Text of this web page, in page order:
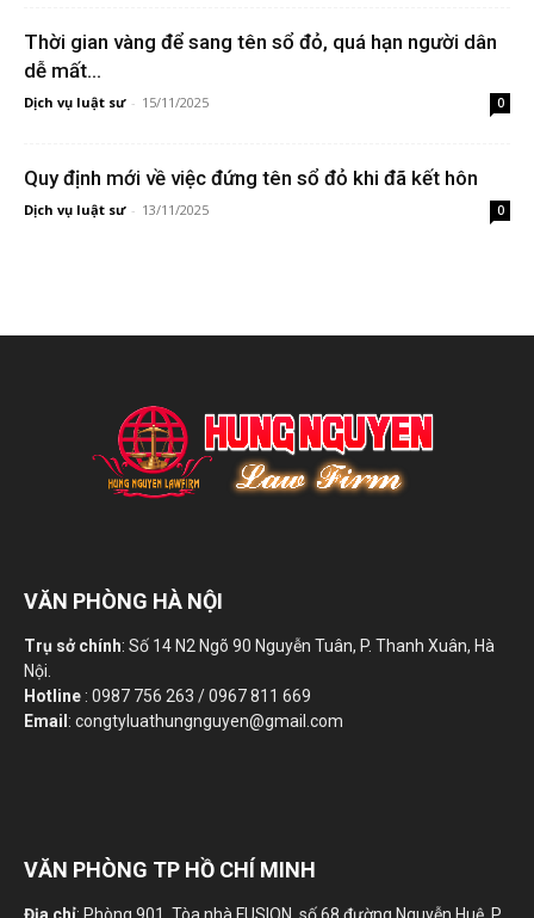
Thời gian vàng để sang tên sổ đỏ, quá hạn người dân
dễ mất...
Dịch vụ luật sư - 15/11/2025 0
Quy định mới về việc đứng tên sổ đỏ khi đã kết hôn
Dịch vụ luật sư - 13/11/2025 0
VĂN PHÒNG HÀ NỘI
Trụ sở chính: Số 14 N2 Ngõ 90 Nguyễn Tuân, P. Thanh Xuân, Hà
Nội.
Hotline : 0987 756 263 / 0967 811 669
Email: congtyluathungnguyen@gmail.com
VĂN PHÒNG TP HỒ CHÍ MINH
Địa chỉ: Phòng 901, Tòa nhà FUSION, số 68 đường Nguyễn Huệ, P.